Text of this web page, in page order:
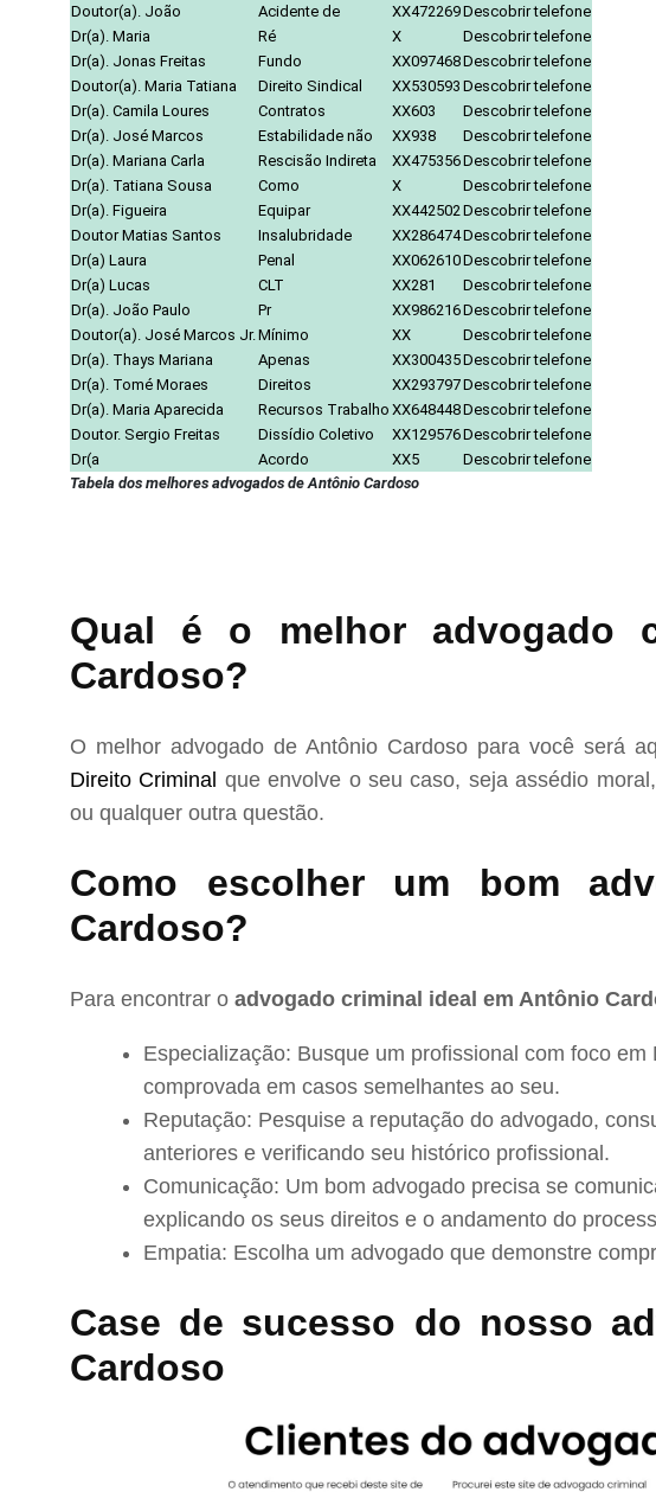
Doutor(a). João
Acidente de XX472269Descobrir telefone
Dr(a). Maria
Ré X
Descobrir telefone
Dr(a). Jonas Freitas
Fundo XX097468Descobrir telefone
Doutor(a). Maria Tatiana
Direito Sindical XX530593 Descobrir telefone
Dr(a). Camila Loures
Contratos XX603
Descobrir telefone
Dr(a). José Marcos
Estabilidade não XX938
Descobrir telefone
Dr(a). Mariana Carla
Rescisão Indireta XX475356Descobrir telefone
Dr(a). Tatiana Sousa
Como X
Descobrir telefone
Dr(a). Figueira
Equipar XX442502 Descobrir telefone
Doutor Matias Santos
Insalubridade XX286474Descobrir telefone
Dr(a) Laura
Penal XX062610Descobrir telefone
Dr(a) Lucas
CLT XX281
Descobrir telefone
Dr(a). João Paulo
Pr XX986216Descobrir telefone
Doutor(a). José Marcos Jr. Mínimo XX
Descobrir telefone
Dr(a). Thays Mariana
Apenas XX300435Descobrir telefone
Dr(a). Tomé Moraes
Direitos XX293797Descobrir telefone
Dr(a). Maria Aparecida
Recursos Trabalho XX648448Descobrir telefone
Doutor. Sergio Freitas
Dissídio Coletivo XX129576Descobrir telefone
Dr(a
Acordo XX5
Descobrir telefone
Tabela dos melhores advogados de Antônio Cardoso
Qual é o melhor advogado
Cardoso?
O melhor advogado de Antônio Cardoso para você será
Direito Criminal que envolve o seu caso, seja assédio
ou qualquer outra questão.
Como escolher um bom
Cardoso?
Para encontrar o advogado criminal ideal em Antônio
Especialização: Busque um profissional com foco
comprovada em casos semelhantes ao seu.
Reputação: Pesquise a reputação do advogado,
anteriores e verificando seu histórico profissional.
Comunicação: Um bom advogado precisa se
explicando os seus direitos e o andamento do
Empatia: Escolha um advogado que demonstre
Case de sucesso do nosso
Cardoso